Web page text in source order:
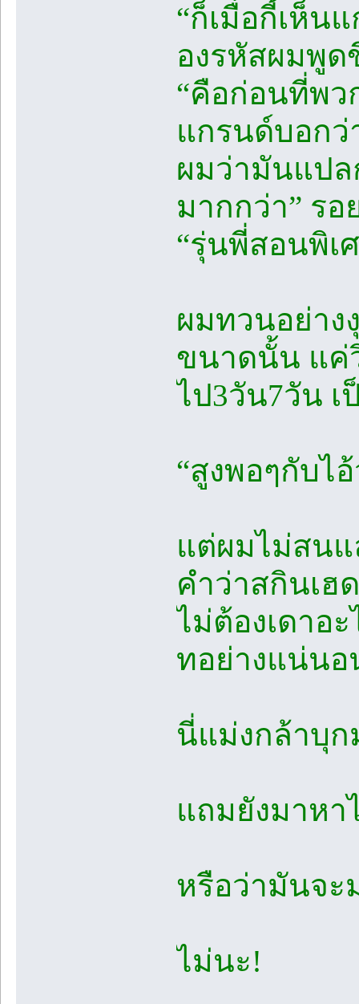
“ก็เมื่อกี้เห็น
องรหัสผมพูด
“คือก่อนที่พ
แกรนด์บอกว่
ผมว่ามันแป
มากกว่า” รอ
“รุ่นพี่สอนพิเ
ผมทวนอย่าง
ขนาดนั้น แค่
ไป3วัน7วัน
“สูงพอๆกับไ
แต่ผมไม่สน
คำว่าสกินเฮ
ไม่ต้องเดาอ
ทอย่างแน่นอ
นี่แม่งกล้าบุก
แถมยังมาหา
หรือว่ามันจะ
ไม่นะ!